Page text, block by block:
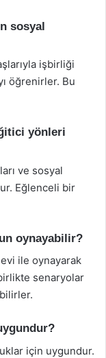
sosyal
işbirliği
öğrenirler. Bu
yönleri
ve sosyal
Eğlenceli bir
oynayabilir?
ile oynayarak
senaryolar
için uygundur.